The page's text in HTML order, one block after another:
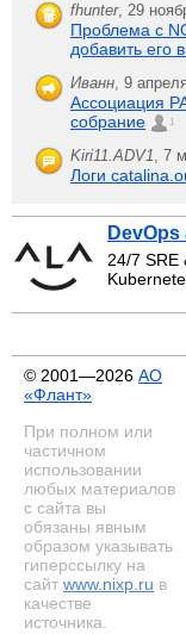
fhunter, 29
Проблема с
добавить его
Иванн, 9
Ассоциация
собрание
1
Kiri11.ADV1, 7
Логи
24/7 SRE
© 2001—2026 АО
«Флант»
При полном или
частичном
использовании
любых материалов
с сайта вы
обязаны явным
образом указывать
гиперссылку на
сайт www.nixp.ru в
качестве
источника.